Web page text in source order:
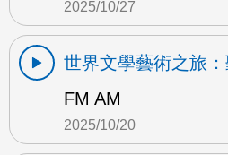
2025/10/27
世界文學藝術之旅
FM AM
2025/10/20